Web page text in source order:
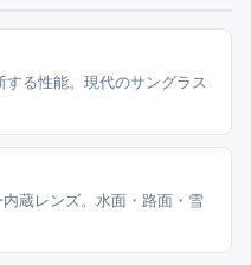
る性能。現代のサングラス
蔵レンズ。水面・路面・雪